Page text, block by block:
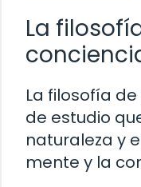
La
La filosofía
de estudio
naturaleza y
mente y la